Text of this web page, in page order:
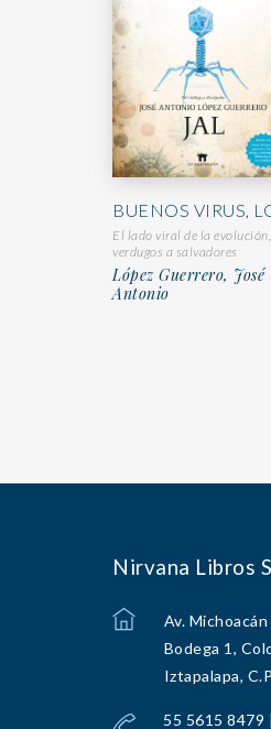
BUENOS VIRUS,
El lado viral de la
verdugos a salvadores
López Guerrero, José
Antonio
Nirvana Libros
Av.
Bodega 1,
Iztapalapa,
55 5615 8479